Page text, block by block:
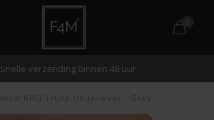
0
Snelle verzending binnen 48 uur